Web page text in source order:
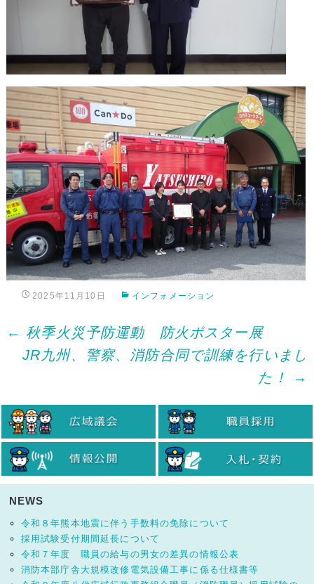
2025年11月10日 インフォメーション
Post
navigation
← 秋季火災予防運動 防火ポスター展
JR九州、警察、消防合同で訓練を行いまし
た！
→
NEWS
令和８年熊本地震に伴う手数料の免除について
採用試験受付期間延長について
令和７年度 職員の給与の男女の差異の情報公表
消防本部庁舎大規模改修電気設備工事に係る仕様書等